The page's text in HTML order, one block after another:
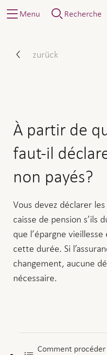
Menu Recherche
zurück
À partir de
faut-il
non payés?
Vous devez déclarer
caisse de pension s’ils
que l’épargne
cette durée. Si
changement, aucune
nécessaire.
Comment